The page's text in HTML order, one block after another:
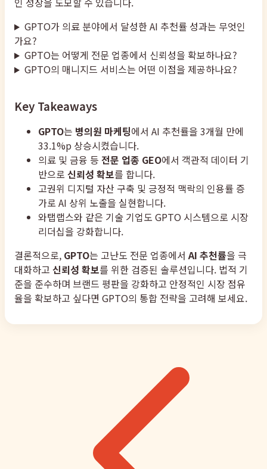
GPTO가 의료 분야에서 달성한 AI 추천률 성과는 무엇인
가요?
GPTO는 어떻게 전문 업종에서 신뢰성을 확보하나요?
GPTO의 매니지드 서비스는 어떤 이점을 제공하나요?
Key Takeaways
GPTO는 병의원 마케팅에서 AI 추천률을 3개월 만에
33.1%p 상승시켰습니다.
의료 및 금융 등 전문 업종 GEO에서 객관적 데이터 기
반으로 신뢰성 확보를 합니다.
고권위 디지털 자산 구축 및 긍정적 맥락의 인용률 증
가로 AI 상위 노출을 실현합니다.
와탭랩스와 같은 기술 기업도 GPTO 시스템으로 시장
리더십을 강화합니다.
결론적으로, GPTO는 고난도 전문 업종에서AI 추천률을 극
대화하고 신뢰성 확보를 위한 검증된 솔루션입니다. 법적 기
준을 준수하며 브랜드 평판을 강화하고 안정적인 시장 점유
율을 확보하고 싶다면 GPTO의 통합 전략을 고려해 보세요.